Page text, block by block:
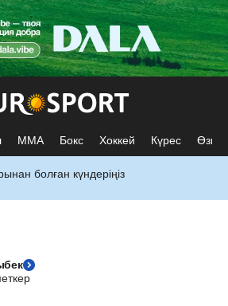
ММА Бокс Хоккей Күрес Өзге
болған күндеріңіз